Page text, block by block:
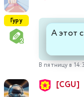
Гуру
А этот
В пятницу в
[CGU]